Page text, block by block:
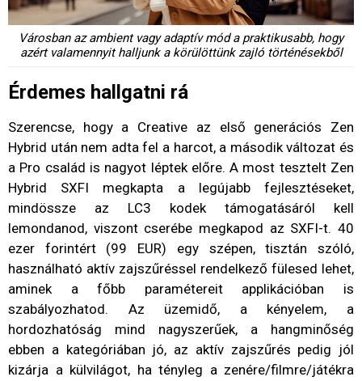
Városban az ambient vagy adaptív mód a praktikusabb, hogy
azért valamennyit halljunk a körülöttünk zajló történésekből
Érdemes hallgatni rá
Szerencse, hogy a Creative az első generációs Zen
Hybrid után nem adta fel a harcot, a második változat és
a Pro család is nagyot léptek előre. A most tesztelt Zen
Hybrid SXFI megkapta a legújabb fejlesztéseket,
mindössze az LC3 kodek támogatásáról kell
lemondanod, viszont cserébe megkapod az SXFI-t. 40
ezer forintért (99 EUR) egy szépen, tisztán szóló,
használható aktív zajszűréssel rendelkező fülesed lehet,
aminek a főbb paramétereit applikációban is
szabályozhatod. Az üzemidő, a kényelem, a
hordozhatóság mind nagyszerűek, a hangminőség
ebben a kategóriában jó, az aktív zajszűrés pedig jól
kizárja a külvilágot, ha tényleg a zenére/filmre/játékra